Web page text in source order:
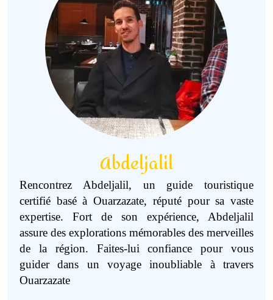
Abdeljalil
Rencontrez Abdeljalil, un guide touristique
certifié basé à Ouarzazate, réputé pour sa vaste
expertise. Fort de son expérience, Abdeljalil
assure des explorations mémorables des merveilles
de la région. Faites-lui confiance pour vous
guider dans un voyage inoubliable à travers
Ouarzazate